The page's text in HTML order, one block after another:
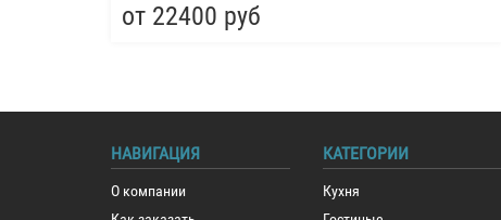
от 22400 руб
НАВИГАЦИЯ
О компании
КАТЕГОРИИ
Кухня